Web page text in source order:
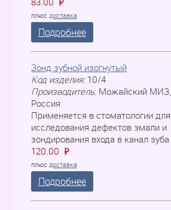
=
P
плюс доставка
Подробнее
Зонд зубной изогнутый
Код изделия: 10/4
Производитель: Можайский МИЗ,
Россия
Применяется в стоматологии для
исследования дефектов эмали и
зондирования входа в канал зуба
120.00
=
P
плюс доставка
Подробнее